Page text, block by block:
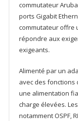
PoE
2SFP
commutateur Aruba
ports Gigabit
commutateur offre
répondre aux
exigeants.
Alimenté par un
avec des fonctions
une alimentation
charge élevées.
notamment OSPF,